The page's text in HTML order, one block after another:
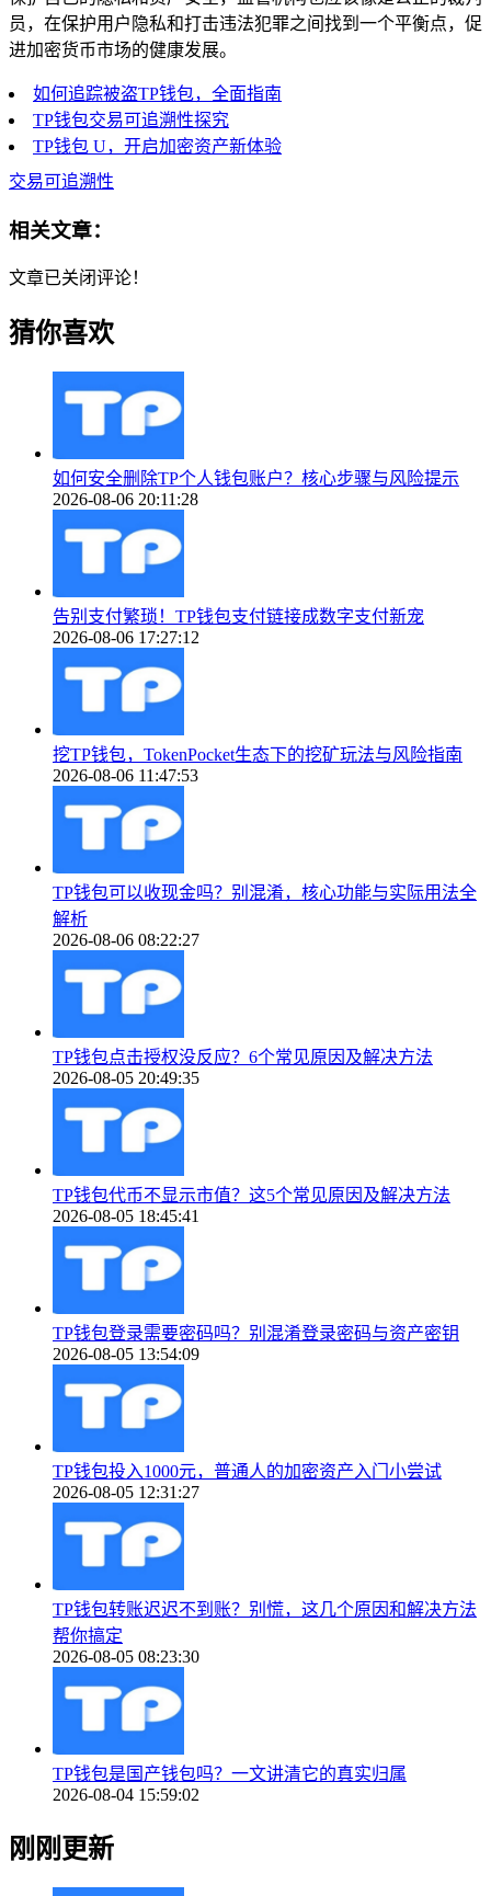
员，在保护用户隐私和打击违法犯罪之间找到一个平衡点，促
进加密货币市场的健康发展。
如何追踪被盗TP钱包，全面指南
TP钱包交易可追溯性探究
TP钱包 U，开启加密资产新体验
交易可追溯性
相关文章：
文章已关闭评论！
猜你喜欢
如何安全删除TP个人钱包账户？核心步骤与风险提示
2026-08-06 20:11:28
告别支付繁琐！TP钱包支付链接成数字支付新宠
2026-08-06 17:27:12
挖TP钱包，TokenPocket生态下的挖矿玩法与风险指南
2026-08-06 11:47:53
TP钱包可以收现金吗？别混淆，核心功能与实际用法全
解析
2026-08-06 08:22:27
TP钱包点击授权没反应？6个常见原因及解决方法
2026-08-05 20:49:35
TP钱包代币不显示市值？这5个常见原因及解决方法
2026-08-05 18:45:41
TP钱包登录需要密码吗？别混淆登录密码与资产密钥
2026-08-05 13:54:09
TP钱包投入1000元，普通人的加密资产入门小尝试
2026-08-05 12:31:27
TP钱包转账迟迟不到账？别慌，这几个原因和解决方法
帮你搞定
2026-08-05 08:23:30
TP钱包是国产钱包吗？一文讲清它的真实归属
2026-08-04 15:59:02
刚刚更新